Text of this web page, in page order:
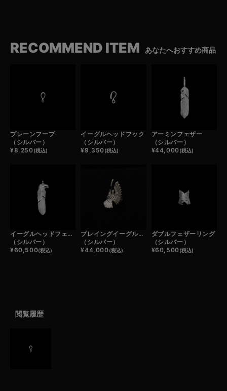
RECOMMEND ITEM あなたへおすすめ商品
プレーンフープ
（シルバー）
¥8,250(税込)
イーグルヘッドフック
（シルバー）
¥9,350(税込)
アーミンフェザー
（シルバー）
¥44,000(税込)
イーグルヘッドフェザー
（シルバー）
¥60,500(税込)
プレイングイーグルリング
（シルバー）
¥44,000(税込)
ダブルフェザーリング
（シルバー）
¥60,500(税込)
閲覧履歴